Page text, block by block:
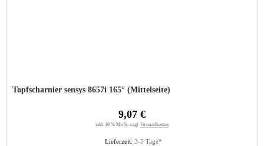
Topfscharnier sensys 8657i 165° (Mittelseite)
Lieferzeit: 3-5 Tage*
9,07 €
inkl. 19 % MwSt. zzgl. Versandkosten